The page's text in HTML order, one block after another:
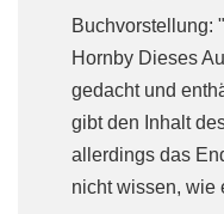
Buchvorstellung:
Hornby Dieses
gedacht und
gibt den Inhalt
allerdings das
nicht wissen, wie